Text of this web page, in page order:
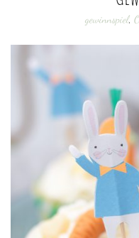
gewinnspiel,